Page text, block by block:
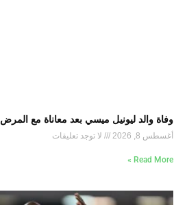
وفاة والد ليونيل ميسي بعد معاناة مع المرض
أغسطس 8, 2026 لا توجد تعليقات
Read More »